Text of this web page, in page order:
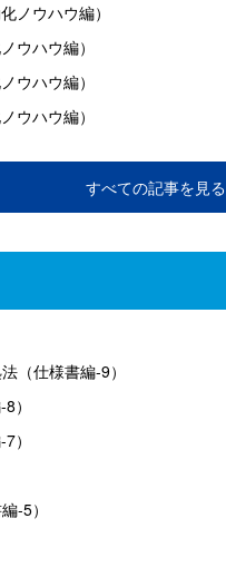
ノウハウ編）
ウハウ編）
ウハウ編）
ウハウ編）
すべての記事を見る
（仕様書編-9）
）
）
-5）